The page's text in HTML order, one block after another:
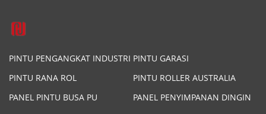
PINTU PENGANGKAT INDUSTRI PINTU GARASI
PINTU RANA ROL
PINTU ROLLER AUSTRALIA
PANEL PINTU BUSA PU
PANEL PENYIMPANAN DINGIN